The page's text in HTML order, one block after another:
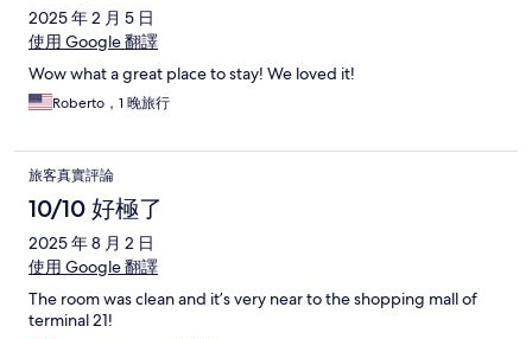
2025 年 2 月 5 日
使用 Google 翻譯
Wow what a great place to stay! We loved it!
Roberto，1 晚旅行
旅客真實評論
10/10 好極了
2025 年 8 月 2 日
使用 Google 翻譯
The room was clean and it’s very near to the shopping mall of
terminal 21!